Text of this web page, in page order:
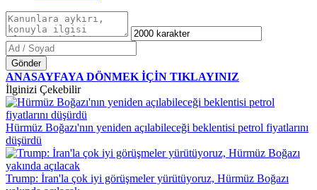
Gönder
ANASAYFAYA DÖNMEK İÇİN TIKLAYINIZ
İlginizi Çekebilir
Hürmüz Boğazı'nın yeniden açılabileceği beklentisi petrol fiyatlarını
düşürdü
Trump: İran'la çok iyi görüşmeler yürütüyoruz, Hürmüz Boğazı